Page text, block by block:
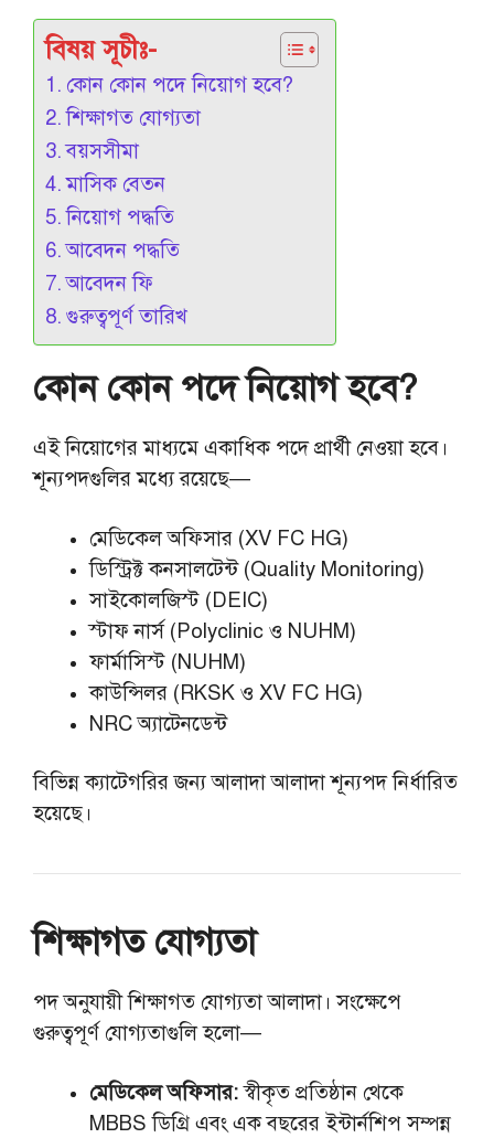
বিষয় সূচীঃ-
কোন কোন পদে নিয়োগ হবে?
শিক্ষাগত যোগ্যতা
বয়সসীমা
মাসিক বেতন
নিয়োগ পদ্ধতি
আবেদন পদ্ধতি
আবেদন ফি
গুরুত্বপূর্ণ তারিখ
কোন কোন পদে নিয়োগ হবে?
এই নিয়োগের মাধ্যমে একাধিক পদে প্রার্থী নেওয়া হবে।
শূন্যপদগুলির মধ্যে রয়েছে—
মেডিকেল অফিসার (XV FC HG)
ডিস্ট্রিক্ট কনসালটেন্ট (Quality Monitoring)
সাইকোলজিস্ট (DEIC)
স্টাফ নার্স (Polyclinic ও NUHM)
ফার্মাসিস্ট (NUHM)
কাউন্সিলর (RKSK ও XV FC HG)
NRC অ্যাটেনডেন্ট
বিভিন্ন ক্যাটেগরির জন্য আলাদা আলাদা শূন্যপদ নির্ধারিত
হয়েছে।
শিক্ষাগত যোগ্যতা
পদ অনুযায়ী শিক্ষাগত যোগ্যতা আলাদা। সংক্ষেপে
গুরুত্বপূর্ণ যোগ্যতাগুলি হলো—
মেডিকেল অফিসার:স্বীকৃত প্রতিষ্ঠান থেকে
MBBS ডিগ্রি এবং এক বছরের ইন্টার্নশিপ সম্পন্ন